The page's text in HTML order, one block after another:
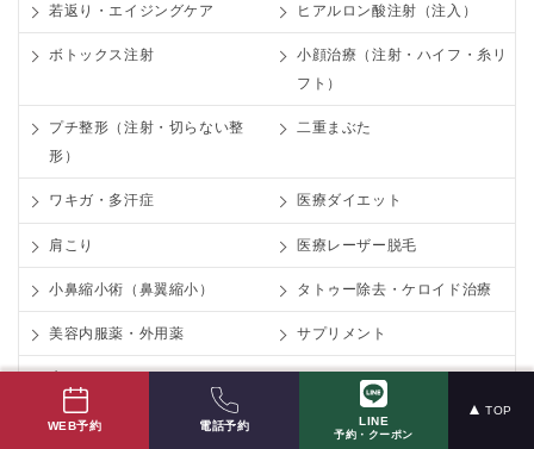
若返り・エイジングケア ヒアルロン酸注射（注入）
ボトックス注射
小顔治療（注射・ハイフ・糸リ
フト）
プチ整形（注射・切らない整
形）
二重まぶた
ワキガ・多汗症 医療ダイエット
肩こり 医療レーザー脱毛
小鼻縮小術（鼻翼縮小） タトゥー除去・ケロイド治療
美容内服薬・外用薬 サプリメント
WEB予約 電話予約 LINE
予約・クーポン
TOP